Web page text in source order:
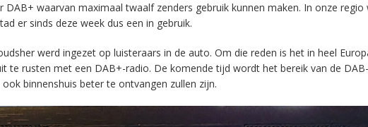
waarvan maximaal twaalf zenders gebruik kunnen maken. In onze regio
er sinds deze week dus een in gebruik.
werd ingezet op luisteraars in de auto. Om die reden is het in heel
te rusten met een DAB+-radio. De komende tijd wordt het bereik van de
binnenshuis beter te ontvangen zullen zijn.